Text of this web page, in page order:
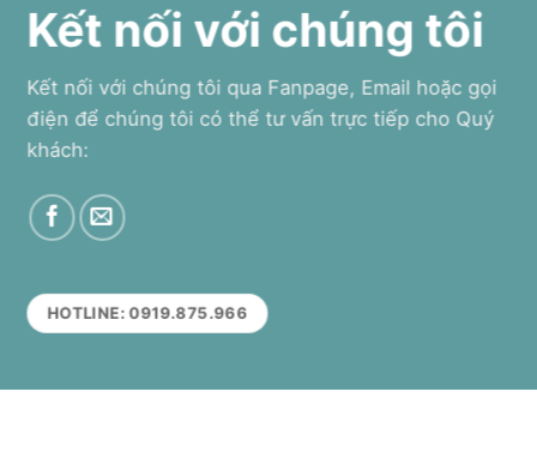
Kết nối với chúng tôi
Kết nối với chúng tôi qua Fanpage, Email hoặc gọi
điện để chúng tôi có thể tư vấn trực tiếp cho Quý
khách:
HOTLINE: 0919.875.966